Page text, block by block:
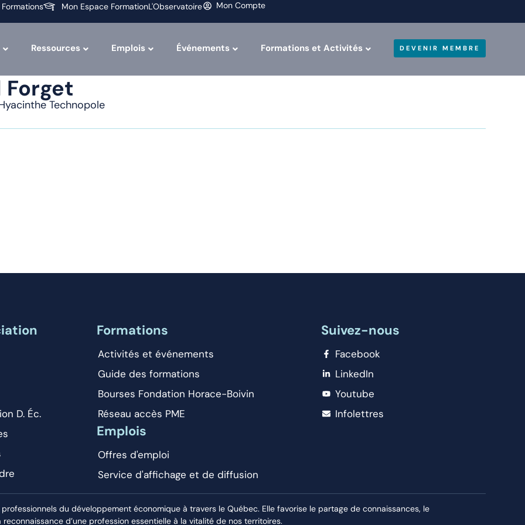
Mon Espace FormationL'Observatoire Mon Compte
Ressources Emplois Événements Formations et Activités DEVENIR MEMBRE
Technopole
D. Éc.
Formations
Activités et événements
Guide des formations
Bourses Fondation Horace-Boivin
Réseau accès PME
Emplois
Offres d'emploi
Service d'affichage et de diffusion
Suivez-nous
Facebook
LinkedIn
Youtube
Infolettres
professionnels du développement économique à travers le Québec. Elle favorise le partage de connaissances, le
d’une profession essentielle à la vitalité de nos territoires.